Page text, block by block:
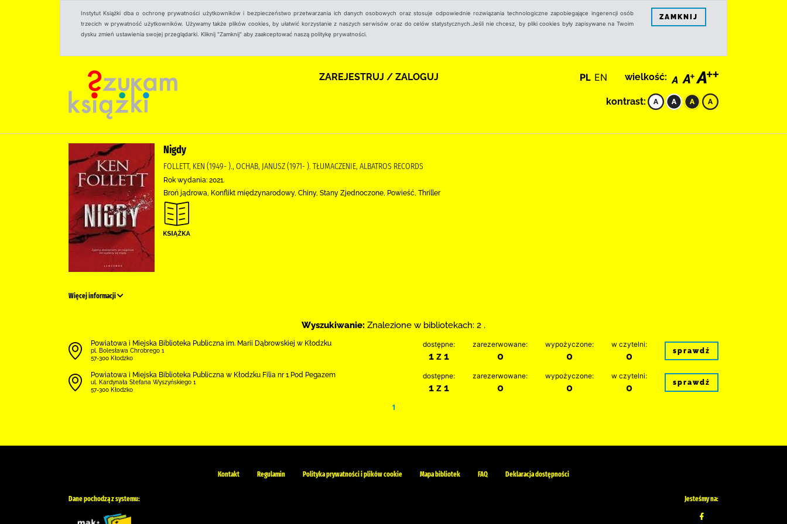
Instytut Książki dba o ochronę prywatności użytkowników i bezpieczeństwo przetwarzania ich danych osobowych oraz stosuje odpowiednie rozwiązania technologiczne zapobiegające ingerencji osób
trzecich w prywatność użytkowników. Używamy także plików cookies, by ułatwić korzystanie z naszych serwisów oraz do celów statystycznych.Jeśli nie chcesz, by pliki cookies były zapisywane na Twoim
dysku zmień ustawienia swojej przeglądarki. Kliknij "Zamknij" aby zaakceptować naszą politykę prywatności.
ZAMKNIJ
ZAREJESTRUJ / ZALOGUJ PL EN wielkość:
kontrast:
Nigdy
FOLLETT, KEN (1949- )., OCHAB, JANUSZ (1971- ). TŁUMACZENIE, ALBATROS RECORDS
Rok wydania: 2021.
Broń jądrowa, Konflikt międzynarodowy, Chiny, Stany Zjednoczone, Powieść, Thriller
Więcej informacji
Wyszukiwanie: Znalezione w bibliotekach: 2 .
Powiatowa i Miejska Biblioteka Publiczna im. Marii Dąbrowskiej w Kłodzku
pl. Bolesława Chrobrego 1
57-300 Kłodzko
dostępne:
1 z 1
zarezerwowane:
0
wypożyczone:
0
w czytelni:
0 sprawdź
Powiatowa i Miejska Biblioteka Publiczna w Kłodzku Filia nr 1 Pod Pegazem
ul. Kardynała Stefana Wyszyńskiego 1
57-300 Kłodzko
dostępne:
1 z 1
zarezerwowane:
0
wypożyczone:
0
w czytelni:
0 sprawdź
1
Kontakt Regulamin Polityka prywatności i plików cookie Mapa bibliotek FAQ Deklaracja dostępności
Dane pochodzą z systemu: Jesteśmy na: